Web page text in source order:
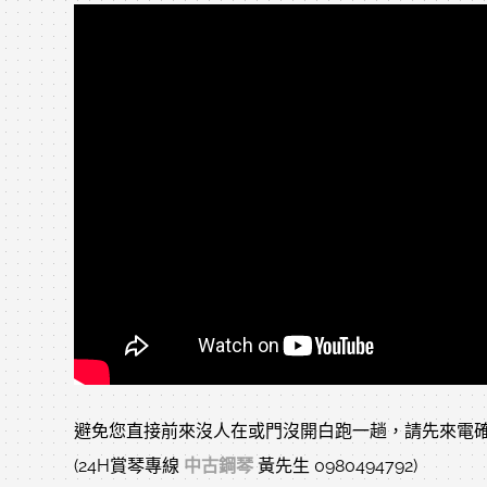
避免您直接前來沒人在或門沒開白跑一趟，請先來電
(24H賞琴專線 中古鋼琴黃先生 0980494792)